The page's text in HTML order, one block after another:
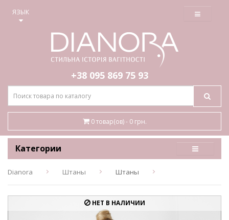
ЯЗЫК ≡
+38 095 869 75 93
0 товар(ов) - 0 грн.
Категории
Dianora Штаны Штаны
НЕТ В НАЛИЧИИ